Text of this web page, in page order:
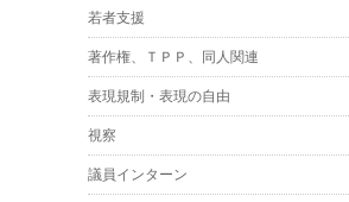
若者支援
著作権、ＴＰＰ、同人関連
表現規制・表現の自由
視察
議員インターン